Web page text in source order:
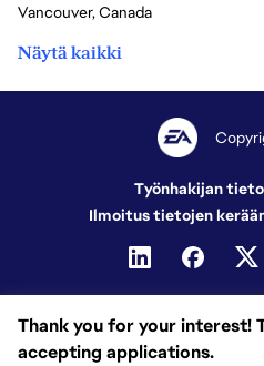
Thank you for your interest!
accepting applications.
Vancouver, Canada
Näytä kaikki
Työnhakijan
Ilmoitus tietojen